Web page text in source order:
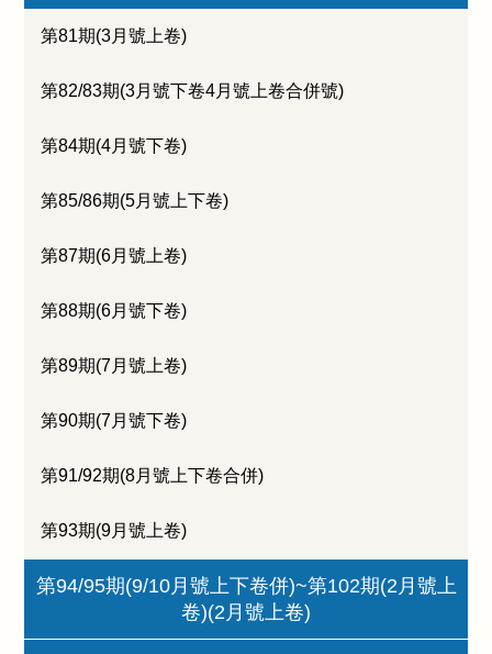
第81期(3月號上卷)
第82/83期(3月號下卷4月號上卷合併號)
第84期(4月號下卷)
第85/86期(5月號上下卷)
第87期(6月號上卷)
第88期(6月號下卷)
第89期(7月號上卷)
第90期(7月號下卷)
第91/92期(8月號上下卷合併)
第93期(9月號上卷)
第94/95期(9/10月號上下卷併)~第102期(2月號上
卷)(2月號上卷)